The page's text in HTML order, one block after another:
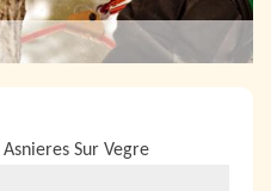
Sur Vegre